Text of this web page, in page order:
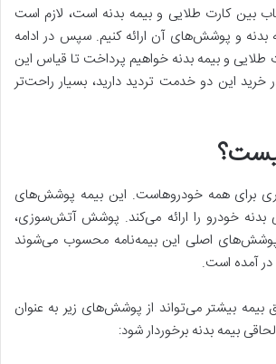
بین کارت طلایی و بیمه بدنه است، لازم است
بدنه و پوشش‌های آن ارائه کنیم. سپس در ادامه
طلایی و بیمه بدنه خواهیم پرداخت تا قیاس این
خرید این دو خدمت تردید دارید، بسیار راحت‌تر
برای همه خودروهاست. این بیمه پوشش‌های
خودرو را ارائه می‌کند. پوشش آتش‌سوزی،
پوشش‌های اصلی این بیمه‌نامه محسوب می‌شوند
آمده است.
بیمه بیشتر می‌تواند از پوشش‌های زیر به عنوان
بیمه بدنه برخوردار شود: